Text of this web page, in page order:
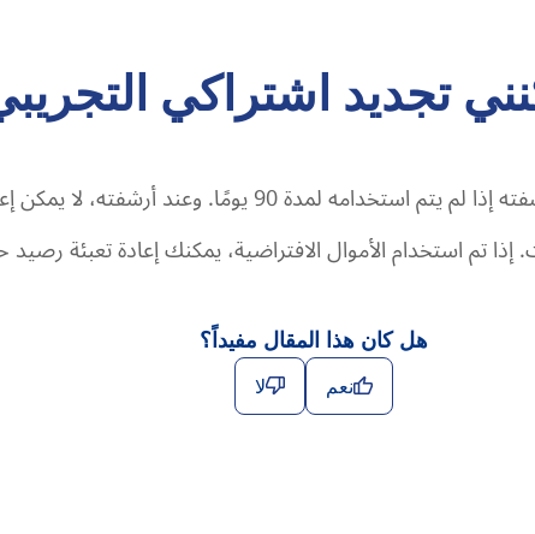
تجديد اشتراكي
استخدام الأموال الافتراضية، يمكنك إعادة تعبئة
هل كان هذا المقال مفيداً؟
نعم لا